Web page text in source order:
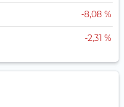
-8,08 %
-2,31 %